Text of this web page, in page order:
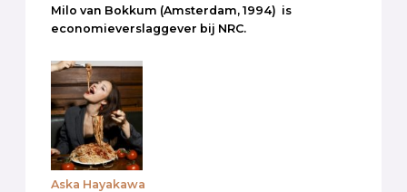
Milo van Bokkum (Amsterdam, 1994) is
economieverslaggever bij NRC.
Aska Hayakawa